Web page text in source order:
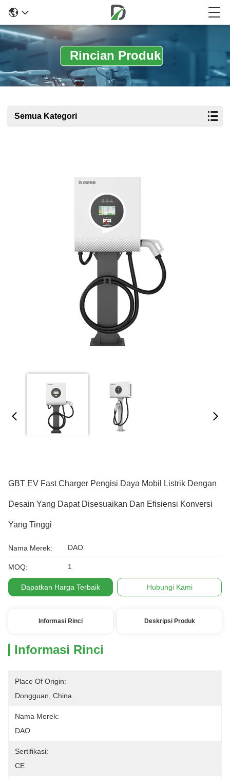
Rincian Produk
Semua Kategori
GBT EV Fast Charger Pengisi Daya Mobil Listrik Dengan
Desain Yang Dapat Disesuaikan Dan Efisiensi Konversi
Yang Tinggi
Nama Merek: DAO
MOQ: 1
Dapatkan Harga Terbaik Hubungi Kami
Informasi Rinci Deskripsi Produk
Informasi Rinci
Place Of Origin:
Dongguan, China
Nama Merek:
DAO
Sertifikasi:
CE